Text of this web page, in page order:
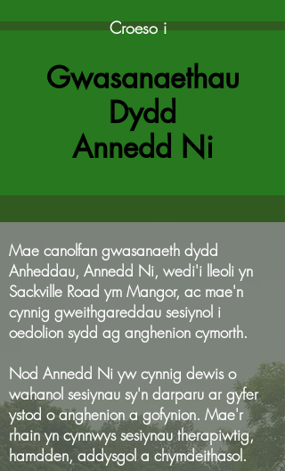
Croeso i
Gwasanaethau
Dydd
Annedd Ni
Mae canolfan gwasanaeth dydd
Anheddau, Annedd Ni, wedi'i lleoli yn
Sackville Road ym Mangor, ac mae'n
cynnig gweithgareddau sesiynol i
oedolion sydd ag anghenion cymorth.
Nod Annedd Ni yw cynnig dewis o
wahanol sesiynau sy'n darparu ar gyfer
ystod o anghenion a gofynion. Mae'r
rhain yn cynnwys sesiynau therapiwtig,
hamdden, addysgol a chymdeithasol.